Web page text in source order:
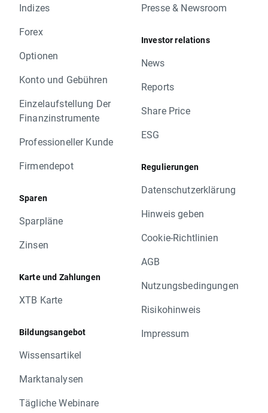
Indizes
Forex
Optionen
Konto und Gebühren
Einzelaufstellung Der
Finanzinstrumente
Professioneller Kunde
Firmendepot
Sparen
Sparpläne
Zinsen
Karte und Zahlungen
XTB Karte
Bildungsangebot
Wissensartikel
Marktanalysen
Tägliche Webinare
Presse & Newsroom
Investor relations
News
Reports
Share Price
ESG
Regulierungen
Datenschutzerklärung
Hinweis geben
Cookie-Richtlinien
AGB
Nutzungsbedingungen
Risikohinweis
Impressum